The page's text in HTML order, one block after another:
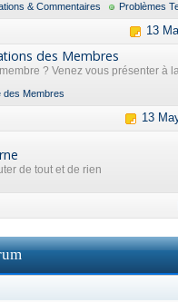
& Commentaires Problèmes
13
des Membres
? Venez vous présenter à
des Membres
13
de tout et de rien